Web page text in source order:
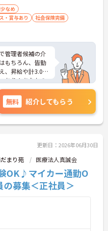
なめ
・賞与あり
社会保険完備
管理者候補の介
もちろん、皆勤
、昇給や計3.00
ちり！あなたの
た、無料駐車場
しいポイント
お伝えしますの
無料 紹介してもらう
更新日：2026年06月30日
まり苑 医療法人真誠会
OK♪マイカー通勤O
募集＜正社員＞